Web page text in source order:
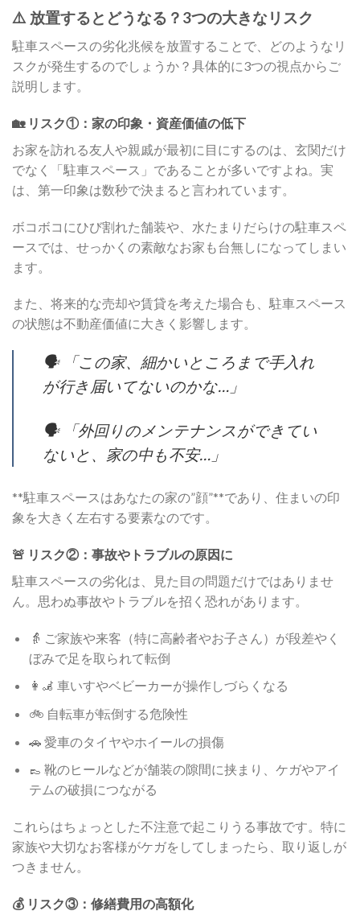
⚠️ 放置するとどうなる？3つの大きなリスク
駐車スペースの劣化兆候を放置することで、どのようなリ
スクが発生するのでしょうか？具体的に3つの視点からご
説明します。
🏡 リスク①：家の印象・資産価値の低下
お家を訪れる友人や親戚が最初に目にするのは、玄関だけ
でなく「駐車スペース」であることが多いですよね。実
は、第一印象は数秒で決まると言われています。
ボコボコにひび割れた舗装や、水たまりだらけの駐車スペ
ースでは、せっかくの素敵なお家も台無しになってしまい
ます。
また、将来的な売却や賃貸を考えた場合も、駐車スペース
の状態は不動産価値に大きく影響します。
🗣️ 「この家、細かいところまで手入れ
が行き届いてないのかな…」
🗣️ 「外回りのメンテナンスができてい
ないと、家の中も不安…」
**駐車スペースはあなたの家の”顔”**であり、住まいの印
象を大きく左右する要素なのです。
🚨 リスク②：事故やトラブルの原因に
駐車スペースの劣化は、見た目の問題だけではありませ
ん。思わぬ事故やトラブルを招く恐れがあります。
👵 ご家族や来客（特に高齢者やお子さん）が段差やく
ぼみで足を取られて転倒
👩‍🦼 車いすやベビーカーが操作しづらくなる
🚲 自転車が転倒する危険性
🚗 愛車のタイヤやホイールの損傷
👞 靴のヒールなどが舗装の隙間に挟まり、ケガやアイ
テムの破損につながる
これらはちょっとした不注意で起こりうる事故です。特に
家族や大切なお客様がケガをしてしまったら、取り返しが
つきません。
💰 リスク③：修繕費用の高額化